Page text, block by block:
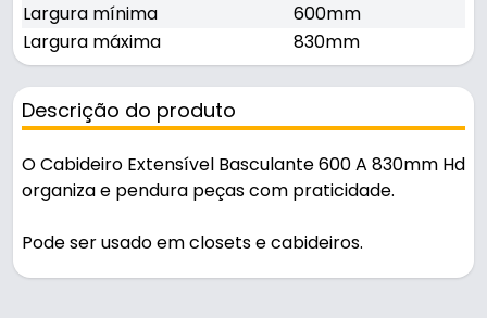
Largura mínima
600mm
Largura máxima
830mm
Descrição do produto
O Cabideiro Extensível Basculante 600 A 830mm Hd
organiza e pendura peças com praticidade.
Pode ser usado em closets e cabideiros.